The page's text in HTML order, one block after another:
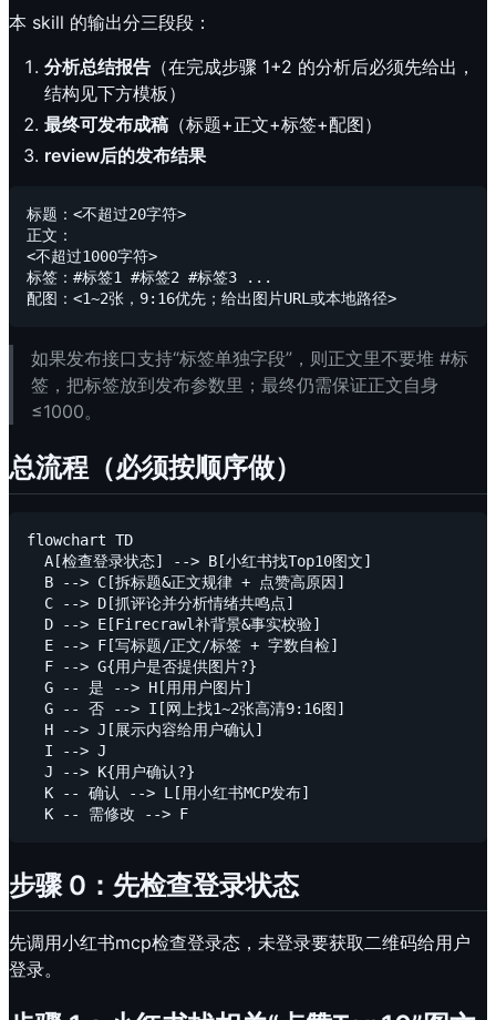
本 skill 的输出分三段段：
分析总结报告 （在完成步骤 1+2 的分析后必须先给出，
结构见下方模板）
最终可发布成稿 （标题+正文+标签+配图）
review后的发布结果
标题：<不超过20字符>
正文：
<不超过1000字符>
标签：#标签1 #标签2 #标签3 ...
如果发布接口支持“标签单独字段”，则正文里不要堆 #标
签，把标签放到发布参数里；最终仍需保证正文自身
≤1000。
总流程（必须按顺序做）
flowchart TD
  A[检查登录状态] --> B[小红书找Top10图文]
  B --> C[拆标题&正文规律 + 点赞高原因]
  C --> D[抓评论并分析情绪共鸣点]
  D --> E[Firecrawl补背景&事实校验]
  E --> F[写标题/正文/标签 + 字数自检]
  F --> G{用户是否提供图片?}
  G -- 是 --> H[用用户图片]
  G -- 否 --> I[网上找1~2张高清9:16图]
  H --> J[展示内容给用户确认]
  I --> J
  J --> K{用户确认?}
  K -- 确认 --> L[用小红书MCP发布]
步骤 0：先检查登录状态
先调用小红书mcp检查登录态，未登录要获取二维码给用户
登录。